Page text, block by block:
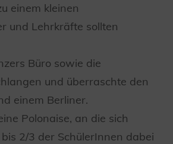
einem kleinen
und Lehrkräfte sollten
Büro sowie die
und überraschte den
einem Berliner.
Polonaise, an die sich
2/3 der SchülerInnen dabei